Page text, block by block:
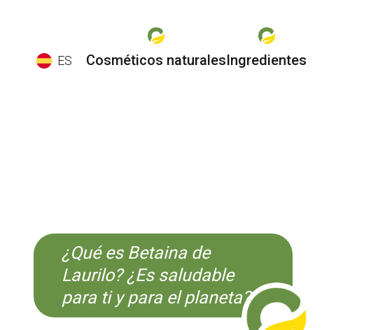
ES
Cosméticos naturalesIngredientes
¿Qué es Betaina de
Laurilo? ¿Es saludable
para ti y para el planeta?